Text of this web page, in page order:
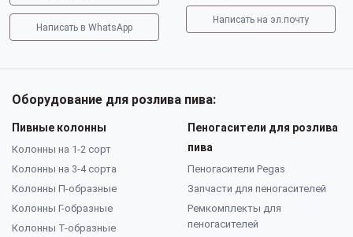
Написать в WhatsApp
Написать на эл.почту
Оборудование для розлива пива:
Пивные колонны
Колонны на 1-2 сорт
Колонны на 3-4 сорта
Колонны П-образные
Колонны Г-образные
Колонны Т-образные
Пеногасители для розлива
пива
Пеногасители Pegas
Запчасти для пеногасителей
Ремкомплекты для
пеногасителей